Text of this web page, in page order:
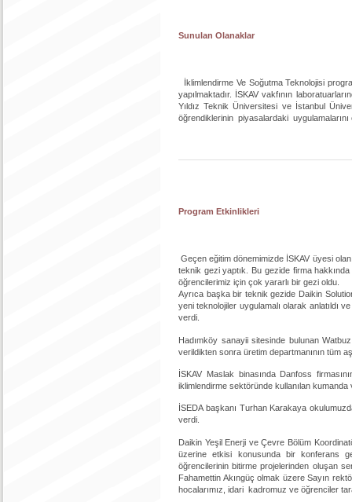
Sunulan Olanaklar
İklimlendirme Ve Soğutma Teknolojisi
yapılmaktadır. İSKAV vakfının
Yıldız Teknik Üniversitesi ve İstanbul
öğrendiklerinin piyasalardaki uygulamalarını
Program Etkinlikleri
Geçen eğitim dönemimizde İSKAV üyesi
teknik gezi yaptık. Bu gezide firma
öğrencilerimiz için çok yararlı bir gezi oldu.
Ayrıca başka bir teknik gezide Daikin
yeni teknolojiler uygulamalı olarak anlatıldı
verdi.
Hadımköy sanayii sitesinde bulunan
verildikten sonra üretim departmanının tüm
İSKAV Maslak binasında Danfoss
iklimlendirme sektöründe kullanılan
İSEDA başkanı Turhan Karakaya
verdi.
Daikin Yeşil Enerji ve Çevre Bölüm
üzerine etkisi konusunda bir konferans
öğrencilerinin bitirme projelerinden oluşan
Fahamettin Akıngüç olmak üzere Sayın
hocalarımız, idari kadromuz ve öğrenciler